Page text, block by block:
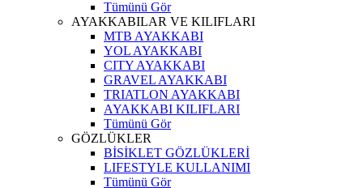
Tümünü Gör
AYAKKABILAR VE KILIFLARI
MTB AYAKKABI
YOL AYAKKABI
CITY AYAKKABI
GRAVEL AYAKKABI
TRIATLON AYAKKABI
AYAKKABI KILIFLARI
Tümünü Gör
GÖZLÜKLER
BİSİKLET GÖZLÜKLERİ
LIFESTYLE KULLANIMI
Tümünü Gör